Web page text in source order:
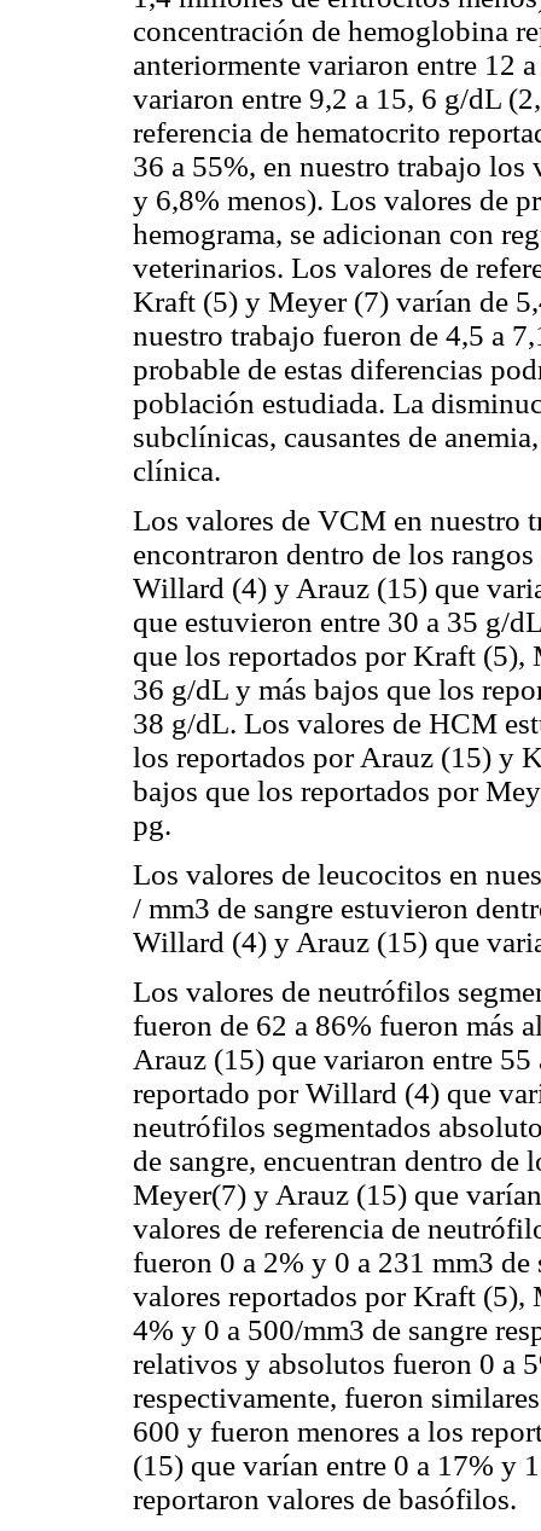
concentración de hemoglobina
anteriormente variaron entre 12
variaron entre 9,2 a 15, 6 g/dL
referencia de hematocrito
36 a 55%, en nuestro trabajo
y 6,8% menos). Los valores de
hemograma, se adicionan con
veterinarios. Los valores de
Kraft (5) y Meyer (7) varían de
nuestro trabajo fueron de 4,5 a
probable de estas diferencias
población estudiada. La
subclínicas, causantes de
clínica.
Los valores de VCM en nuestro
encontraron dentro de los
Willard (4) y Arauz (15) que
que estuvieron entre 30 a 35 g/
que los reportados por Kraft (5),
36 g/dL y más bajos que los
38 g/dL. Los valores de HCM
los reportados por Arauz (15) y
bajos que los reportados por
pg.
Los valores de leucocitos en
/ mm3 de sangre estuvieron
Willard (4) y Arauz (15) que
Los valores de neutrófilos
fueron de 62 a 86% fueron más
Arauz (15) que variaron entre
reportado por Willard (4) que
neutrófilos segmentados
de sangre, encuentran dentro
Meyer(7) y Arauz (15) que
valores de referencia de
fueron 0 a 2% y 0 a 231 mm3 de
valores reportados por Kraft (5),
4% y 0 a 500/mm3 de sangre
relativos y absolutos fueron 0 a
respectivamente, fueron
600 y fueron menores a los
(15) que varían entre 0 a 17% y
reportaron valores de basófilos.